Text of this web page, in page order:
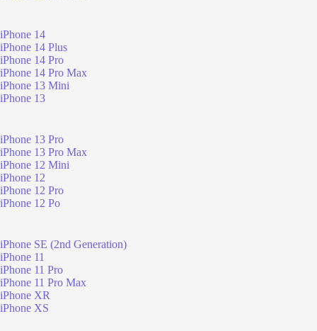
iPhone 14
iPhone 14 Plus
iPhone 14 Pro
iPhone 14 Pro Max
iPhone 13 Mini
iPhone 13
iPhone 13 Pro
iPhone 13 Pro Max
iPhone 12 Mini
iPhone 12
iPhone 12 Pro
iPhone 12 Po
iPhone SE (2nd Generation)
iPhone 11
iPhone 11 Pro
iPhone 11 Pro Max
iPhone XR
iPhone XS